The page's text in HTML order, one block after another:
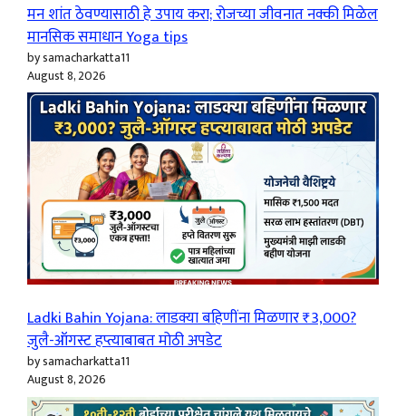
मन शांत ठेवण्यासाठी हे उपाय करा; रोजच्या जीवनात नक्की मिळेल
मानसिक समाधान Yoga tips
by samacharkatta11
August 8, 2026
Ladki Bahin Yojana: लाडक्या बहिणींना मिळणार ₹3,000?
जुलै-ऑगस्ट हप्त्याबाबत मोठी अपडेट
by samacharkatta11
August 8, 2026